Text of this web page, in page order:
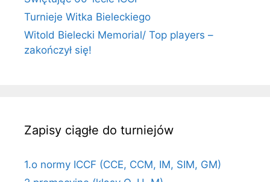
Turnieje Witka Bieleckiego
Witold Bielecki Memorial/ Top players –
zakończył się!
Zapisy ciągłe do turniejów
1.o normy ICCF (CCE, CCM, IM, SIM, GM)